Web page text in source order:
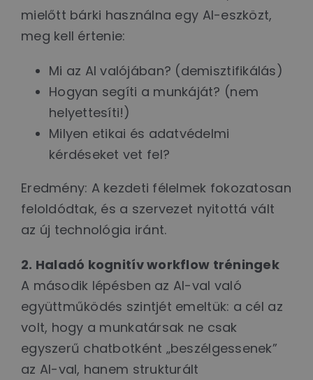
mielőtt bárki használna egy AI-eszközt,
meg kell értenie:
Mi az AI valójában? (demisztifikálás)
Hogyan segíti a munkáját? (nem
helyettesíti!)
Milyen etikai és adatvédelmi
kérdéseket vet fel?
Eredmény: A kezdeti félelmek fokozatosan
feloldódtak, és a szervezet nyitottá vált
az új technológia iránt.
2. Haladó kognitív workflow tréningek
A második lépésben az AI-val való
együttműködés szintjét emeltük: a cél az
volt, hogy a munkatársak ne csak
egyszerű chatbotként „beszélgessenek”
az AI-val, hanem strukturált